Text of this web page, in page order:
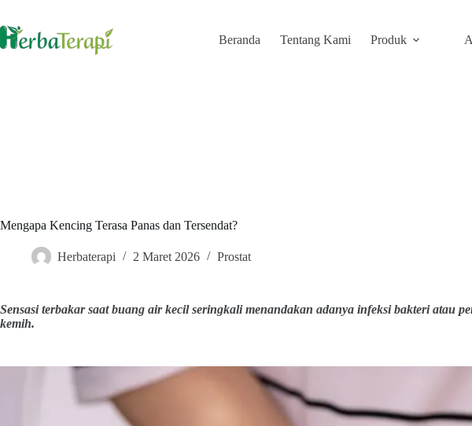
content
Beranda Tentang Kami Produk
Mengapa Kencing Terasa Panas dan Tersendat?
Herbaterapi 2 Maret 2026 Prostat
Sensasi terbakar saat buang air kecil seringkali menandakan adanya infeksi bakteri atau
kemih.